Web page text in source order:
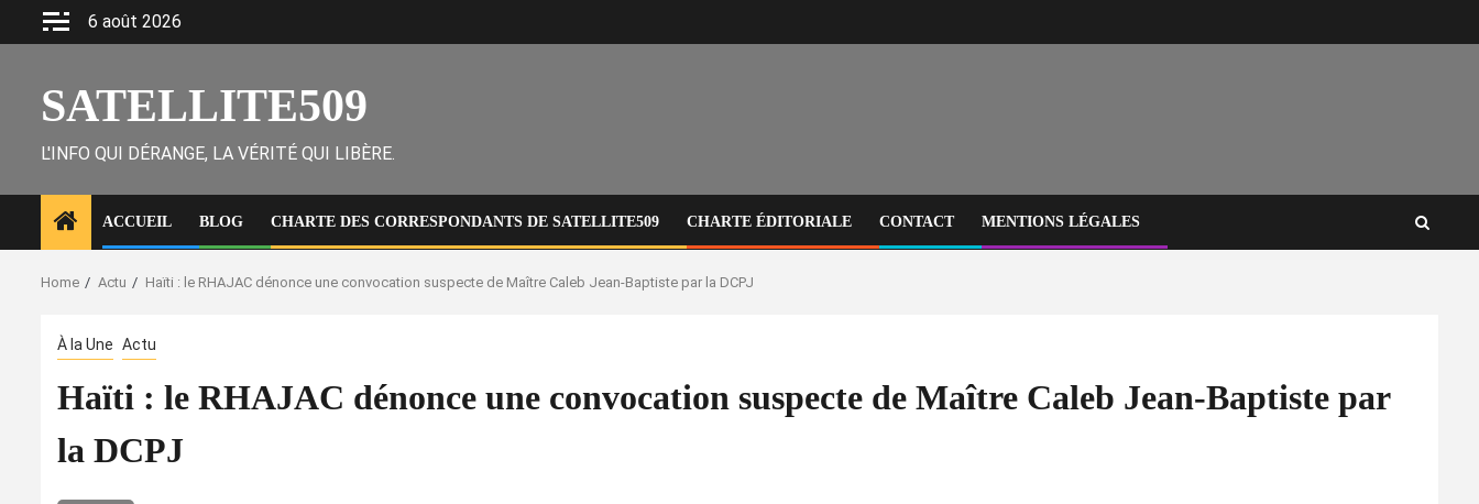
6 août 2026
SATELLITE509
L'INFO QUI DÉRANGE, LA VÉRITÉ QUI LIBÈRE.
ACCUEIL BLOG CHARTE DES CORRESPONDANTS DE SATELLITE509 CHARTE ÉDITORIALE CONTACT MENTIONS LÉGALES
Home Actu Haïti : le RHAJAC dénonce une convocation suspecte de Maître Caleb Jean-Baptiste par la DCPJ
À la Une Actu
Haïti : le RHAJAC dénonce une convocation suspecte de Maître Caleb Jean-Baptiste par
la DCPJ